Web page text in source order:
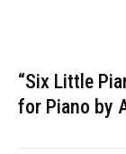
“Six Little
for Piano by